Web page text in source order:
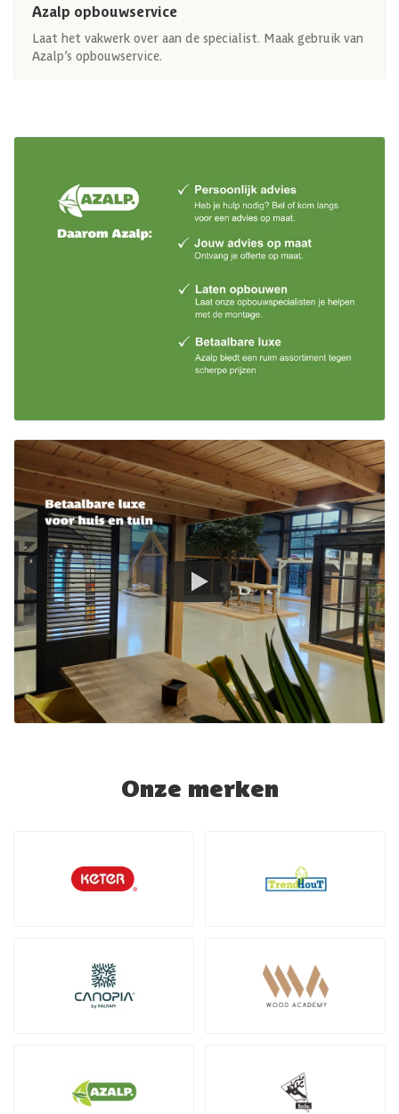
Azalp opbouwservice
Laat het vakwerk over aan de specialist. Maak gebruik van
Azalp’s opbouwservice.
Onze merken